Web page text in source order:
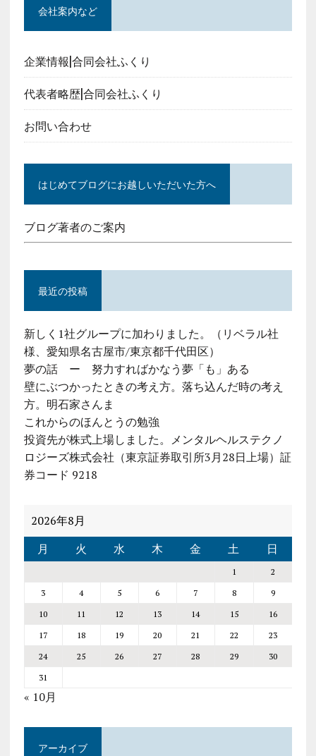
会社案内など
企業情報|合同会社ふくり
代表者略歴|合同会社ふくり
お問い合わせ
はじめてブログにお越しいただいた方へ
ブログ著者のご案内
最近の投稿
新しく1社グループに加わりました。（リベラル社
様、愛知県名古屋市/東京都千代田区）
夢の話 ー 努力すればかなう夢「も」ある
壁にぶつかったときの考え方。落ち込んだ時の考え
方。明石家さんま
これからのほんとうの勉強
投資先が株式上場しました。メンタルヘルステクノ
ロジーズ株式会社（東京証券取引所3月28日上場）証
券コード 9218
2026年8月
月
火 水 木 金 土 日
1
2
3
4 5 6 7 8
9
10
11 12 13 14 15
16
17
18 19 20 21 22
23
24
25 26 27 28 29
30
31
« 10月
アーカイブ